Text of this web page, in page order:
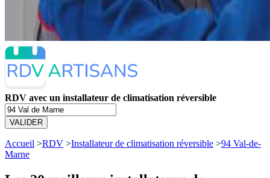
RDV avec un installateur de climatisation réversible
VALIDER
Accueil >RDV >Installateur de climatisation réversible >94 Val-de-
Marne